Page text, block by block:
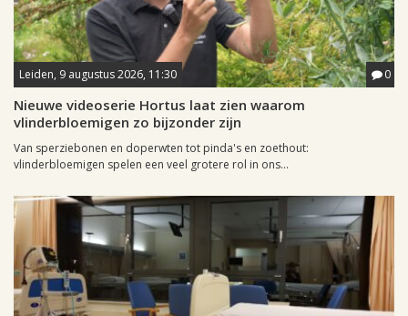
Leiden, 9 augustus 2026, 11:30 0
Nieuwe videoserie Hortus laat zien waarom
vlinderbloemigen zo bijzonder zijn
Van sperziebonen en doperwten tot pinda's en zoethout:
vlinderbloemigen spelen een veel grotere rol in ons...